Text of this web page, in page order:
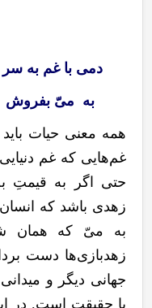
دمی با غم به
به میّ بفروش
همه معنی حیات
غمهایی که غم
حتی اگر به قیمتِ
زهدی باشد که
به میّ که همان
زهدبازیها دست
جهانی دیگر و
با حقیقت است. در